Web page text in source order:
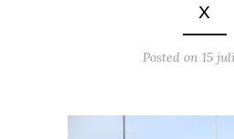
X
Posted on 15